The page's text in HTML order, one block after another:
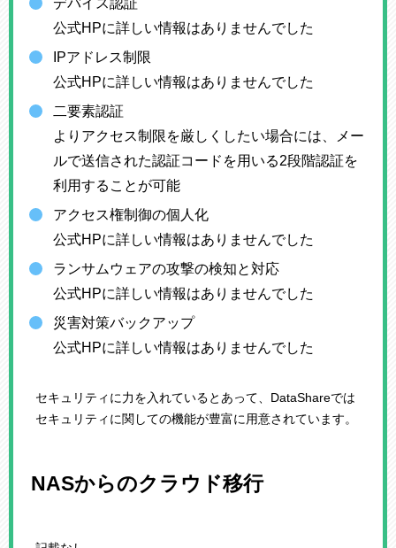
公式HPに詳しい情報はありませんでした
IPアドレス制限
公式HPに詳しい情報はありませんでした
二要素認証
よりアクセス制限を厳しくしたい場合には、メー
ルで送信された認証コードを用いる2段階認証を
利用することが可能
アクセス権制御の個人化
公式HPに詳しい情報はありませんでした
ランサムウェアの攻撃の検知と対応
公式HPに詳しい情報はありませんでした
災害対策バックアップ
公式HPに詳しい情報はありませんでした
セキュリティに力を入れているとあって、DataShareでは
セキュリティに関しての機能が豊富に用意されています。
NASからのクラウド移行